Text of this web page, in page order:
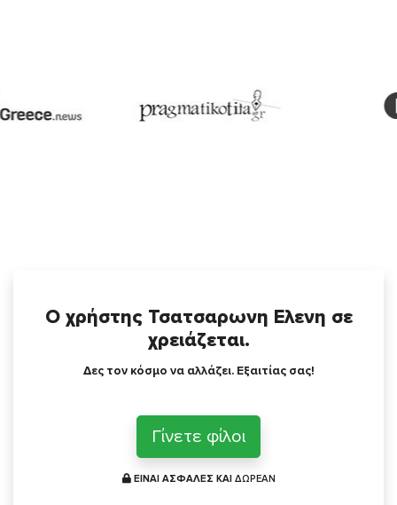
Ο χρήστης Τσατσαρωνη Ελενη σε
χρειάζεται.
Δες τον κόσμο να αλλάζει. Εξαιτίας σας!
Γίνετε φίλοι
ΕΙΝΑΙ ΑΣΦΑΛΕΣ ΚΑΙ ΔΩΡΕΑΝ